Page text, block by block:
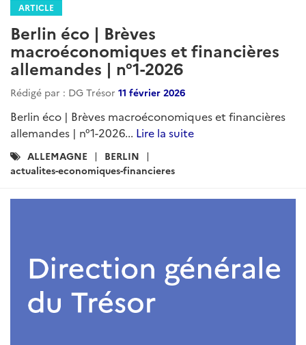
ARTICLE
Berlin éco | Brèves
macroéconomiques et financières
allemandes | n°1-2026
Rédigé par : DG Trésor 11 février 2026
Berlin éco | Brèves macroéconomiques et financières
allemandes | n°1-2026... Lire la suite
Catégories
:
ALLEMAGNE
BERLIN
actualites-economiques-financieres